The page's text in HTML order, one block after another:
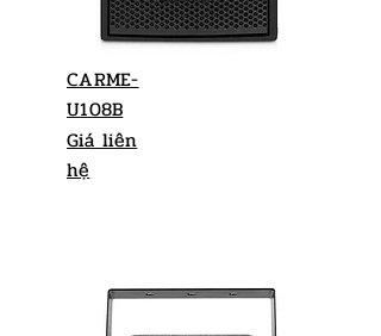
CARME-
U108B
Giá liên
hệ